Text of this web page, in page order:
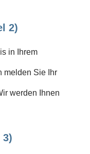
2)
in Ihrem
melden Sie Ihr
werden Ihnen
3)